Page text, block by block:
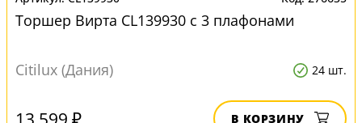
Торшер Вирта CL139930 с 3 плафонами
Citilux (Дания) 24 шт.
В КОРЗИНУ